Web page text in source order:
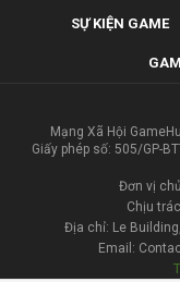
SỰ KIỆN GAME
Mạng Xã Hội
Giấy phép số: 505/GP-
Đơn vị
Chịu
Địa chỉ: Le
Email: